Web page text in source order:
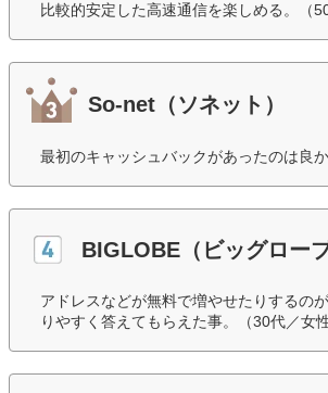
比較的安定した高速通信を楽しめる。（
So-net（ソネット）
最初のキャッシュバックがあったのは良
BIGLOBE（ビッグローブ
アドレスなどが無料で増やせたりするの
りやすく答えてもらえた事。（30代／女性